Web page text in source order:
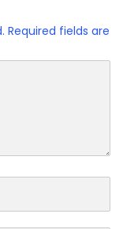
Required fields are